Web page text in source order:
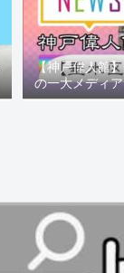
【神戸偉人館
の一大メディ
ュー！！